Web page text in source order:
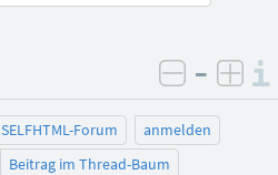
negativ
–
SELFHTML-Forum
anmelden
Beitrag im Thread-Baum